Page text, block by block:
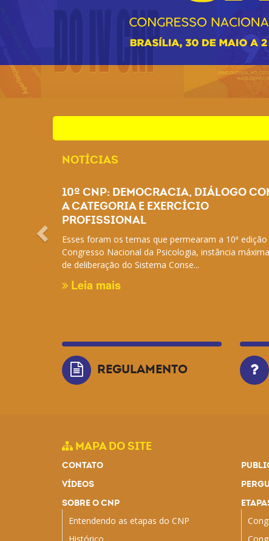
NOTÍCIAS
10º CNP: DEMOCRACIA, DIÁLOGO
A CATEGORIA E EXERCÍCIO
PROFISSIONAL
Esses foram os temas que permearam a 10ª
Congresso Nacional da Psicologia, instância máxima
de deliberação do Sistema Conse...
Leia mais
REGULAMENTO
MAPA DO SITE
CONTATO
VÍDEOS
SOBRE O CNP
Entendendo as etapas do CNP